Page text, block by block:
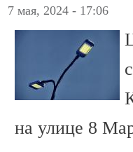
7 мая, 2024 - 17:06
на улице 8